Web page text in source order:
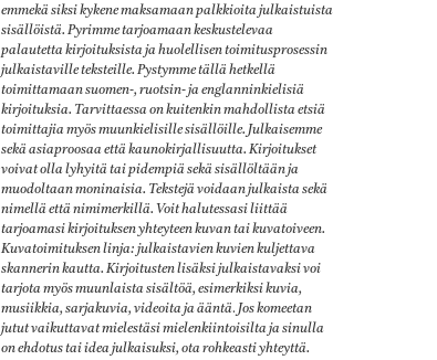
emmekä siksi kykene maksamaan palkkioita julkaistuista
sisällöistä. Pyrimme tarjoamaan keskustelevaa
palautetta kirjoituksista ja huolellisen toimitusprosessin
julkaistaville teksteille. Pystymme tällä hetkellä
toimittamaan suomen-, ruotsin- ja englanninkielisiä
kirjoituksia. Tarvittaessa on kuitenkin mahdollista etsiä
toimittajia myös muunkielisille sisällöille. Julkaisemme
sekä asiaproosaa että kaunokirjallisuutta. Kirjoitukset
voivat olla lyhyitä tai pidempiä sekä sisällöltään ja
muodoltaan moninaisia. Tekstejä voidaan julkaista sekä
nimellä että nimimerkillä. Voit halutessasi liittää
tarjoamasi kirjoituksen yhteyteen kuvan tai kuvatoiveen.
Kuvatoimituksen linja: julkaistavien kuvien kuljettava
skannerin kautta. Kirjoitusten lisäksi julkaistavaksi voi
tarjota myös muunlaista sisältöä, esimerkiksi kuvia,
musiikkia, sarjakuvia, videoita ja ääntä. Jos komeetan
jutut vaikuttavat mielestäsi mielenkiintoisilta ja sinulla
on ehdotus tai idea julkaisuksi, ota rohkeasti yhteyttä.